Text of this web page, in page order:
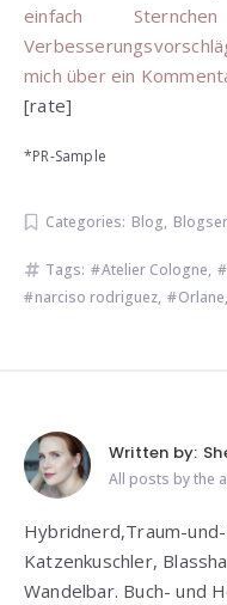
einfach
mich über ein
[rate]
*PR-Sample
Categories: Blog,
Tags: Atelier Cologne,
narciso rodriguez, Orlane,
Written by:
All posts by the
Hybridnerd,Traum-
Katzenkuschler,
Wandelbar. Buch- und